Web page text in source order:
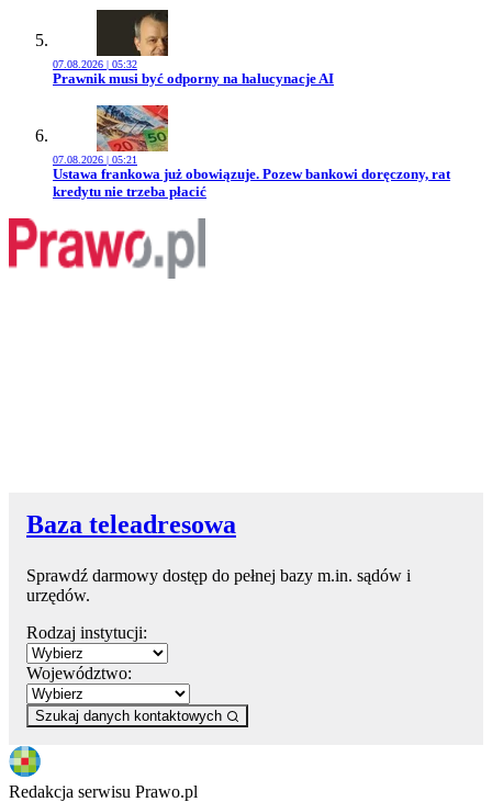
07.08.2026 | 05:32
Przejdź do artykułu:
Prawnik musi być odporny na halucynacje AI
07.08.2026 | 05:21
Przejdź do artykułu:
Ustawa frankowa już obowiązuje. Pozew bankowi doręczony, rat
kredytu nie trzeba płacić
Baza teleadresowa
Sprawdź darmowy dostęp do pełnej bazy m.in. sądów i
urzędów.
Rodzaj instytucji:
Województwo:
Szukaj danych kontaktowych
Redakcja serwisu Prawo.pl